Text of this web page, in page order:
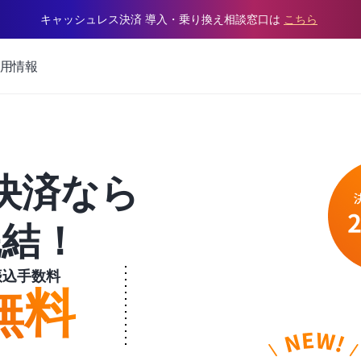
キャッシュレス決済 導入・乗り換え相談窓口は こちら
情報
済なら
！
手数料
料